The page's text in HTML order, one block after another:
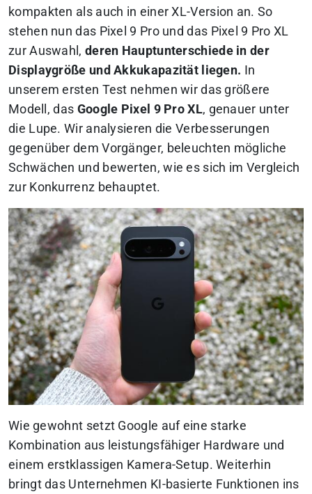
kompakten als auch in einer XL-Version an. So
stehen nun das Pixel 9 Pro und das Pixel 9 Pro XL
zur Auswahl, deren Hauptunterschiede in der
Displaygröße und Akkukapazität liegen. In
unserem ersten Test nehmen wir das größere
Modell, das Google Pixel 9 Pro XL, genauer unter
die Lupe.Wir analysieren die Verbesserungen
gegenüber dem Vorgänger, beleuchten mögliche
Schwächen und bewerten, wie es sich im Vergleich
zur Konkurrenz behauptet.
Wie gewohnt setzt Google auf eine starke
Kombination aus leistungsfähiger Hardware und
einem erstklassigen Kamera-Setup. Weiterhin
bringt das Unternehmen KI-basierte Funktionen ins